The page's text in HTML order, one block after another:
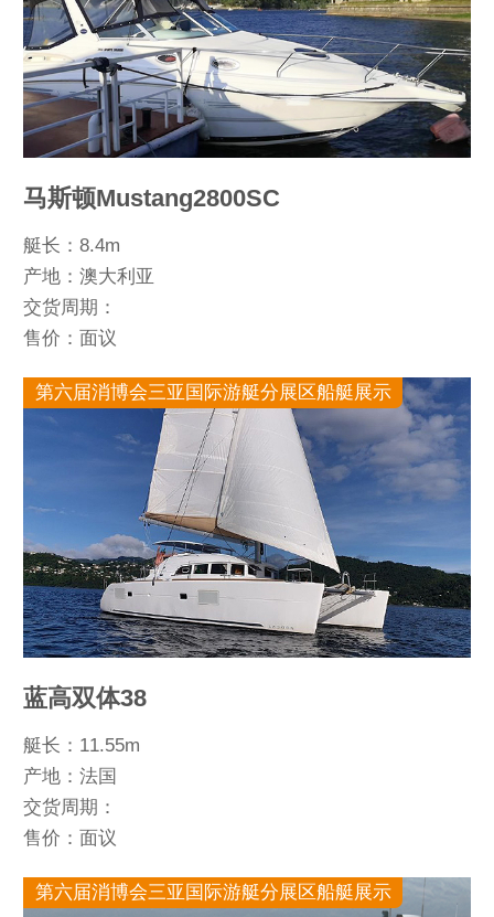
马斯顿Mustang2800SC
艇长：8.4m
产地：澳大利亚
交货周期：
售价：面议
第六届消博会三亚国际游艇分展区船艇展示
蓝高双体38
艇长：11.55m
产地：法国
交货周期：
售价：面议
第六届消博会三亚国际游艇分展区船艇展示